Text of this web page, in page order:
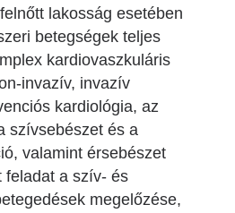
lakosság esetében
betegségek teljes
kardiovaszkuláris
invazív, invazív
kardiológia, az
szívsebészet és a
valamint érsebészet
feladat a szív- és
megelőzése,